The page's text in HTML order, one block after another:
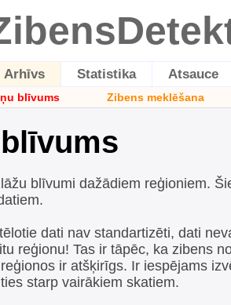
Arhīvs Statistika Atsauce
blīvums Zibens meklēšana
blīvumi dažādiem reģioniem.
dati nav standartizēti, dati
reģionu! Tas ir tāpēc, ka zibens
ir atšķirīgs. Ir iespējams
starp vairākiem skatiem.